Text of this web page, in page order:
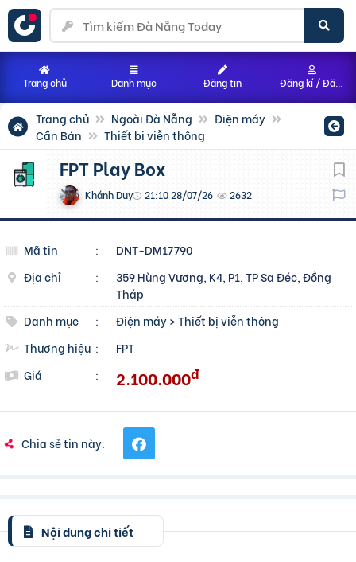
Trang chủ Ngoài Đà Nẵng
Điện máy
Cần Bán
Thiết bị viễn thông
FPT Play Box
Khánh Duy 21:10 28/07/26 2632
Mã tin :
DNT-DM17790
Địa chỉ
:
359 Hùng Vương, K4, P1, TP Sa Đéc, Đồng
Tháp
Danh mục
: Điện máy>Thiết bị viễn thông
Thương hiệu :
FPT
Giá
: 2.100.000đ
Chia sẻ tin này:
Nội dung chi tiết
Trang chủ Danh mục Đăng tin